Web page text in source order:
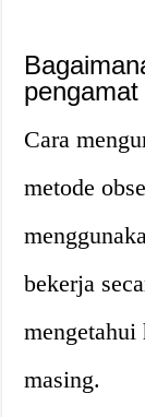
Cara
metode
bekerja
mengetahui
masing.